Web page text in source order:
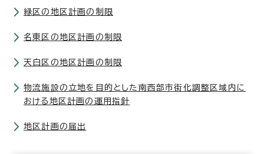
緑区の地区計画の制限
名東区の地区計画の制限
天白区の地区計画の制限
物流施設の立地を目的とした南西部市街化調整区域内に
おける地区計画の運用指針
地区計画の届出